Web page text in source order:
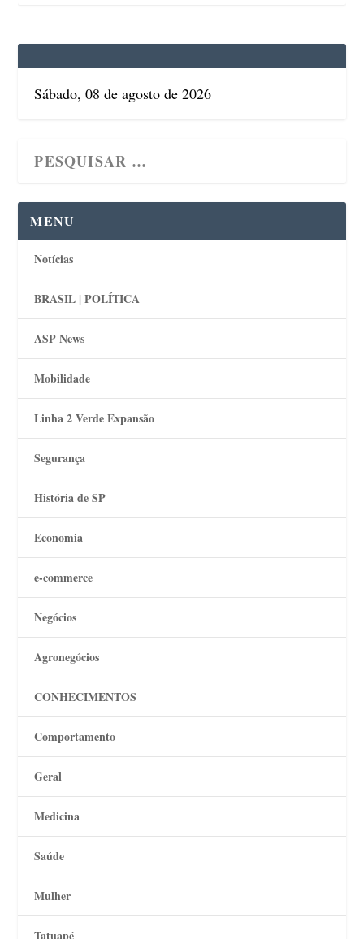
Sábado, 08 de agosto de 2026
MENU
Notícias
BRASIL | POLÍTICA
ASP News
Mobilidade
Linha 2 Verde Expansão
Segurança
História de SP
Economia
e-commerce
Negócios
Agronegócios
CONHECIMENTOS
Comportamento
Geral
Medicina
Saúde
Mulher
Tatuapé